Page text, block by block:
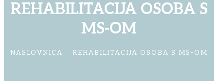
REHABILITACIJA OSOBA S
MS-OM
NASLOVNICA REHABILITACIJA OSOBA S MS-OM